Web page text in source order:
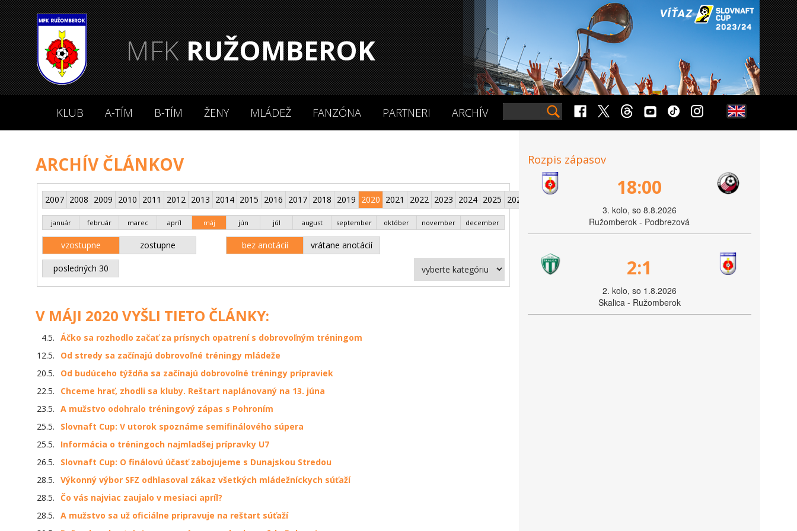
MFKRUŽOMBEROK
KLUB A-TÍM B-TÍM ŽENY MLÁDEŽ FANZÓNA PARTNERI ARCHÍV
ARCHÍV ČLÁNKOV
2007 2008 2009 2010 2011 2012 2013 2014 2015 2016 2017 2018 2019 2020 2021 2022 2023 2024 2025 2026
január február marec apríl máj jún júl august september október november december
vzostupne zostupne bez anotácií vrátane anotácií
posledných 30
V MÁJI 2020 VYŠLI TIETO ČLÁNKY:
4.5. Áčko sa rozhodlo začať za prísnych opatrení s dobrovoľným tréningom
12.5.
Od stredy sa začínajú dobrovoľné tréningy mládeže
20.5.
Od budúceho týždňa sa začínajú dobrovoľné tréningy prípraviek
22.5.
​Chceme hrať, zhodli sa kluby. Reštart naplánovaný na 13. júna
23.5. A mužstvo odohralo tréningový zápas s Pohroním
25.5.
Slovnaft Cup: V utorok spoznáme semifinálového súpera
25.5.
Informácia o tréningoch najmladšej prípravky U7
26.5.
Slovnaft Cup: O finálovú účasť zabojujeme s Dunajskou Stredou
28.5. Výkonný výbor SFZ odhlasoval zákaz všetkých mládežníckych súťaží
28.5. Čo vás najviac zaujalo v mesiaci apríl?
28.5. A mužstvo sa už oficiálne pripravuje na reštart súťaží
Rozpis zápasov
18:00
3. kolo, so 8.8.2026
Ružomberok - Podbrezová
2:1
2. kolo, so 1.8.2026
Skalica - Ružomberok